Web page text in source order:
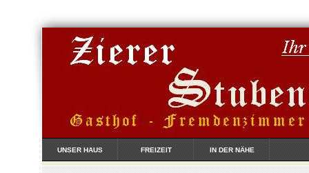
UNSER HAUS FREIZEIT IN DER NÄHE